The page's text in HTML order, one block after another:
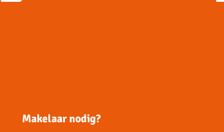
Makelaar nodig?